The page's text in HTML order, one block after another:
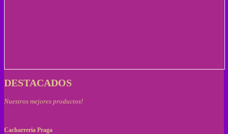
DESTACADOS
Nuestros mejores productos!
Cacharreria Praga